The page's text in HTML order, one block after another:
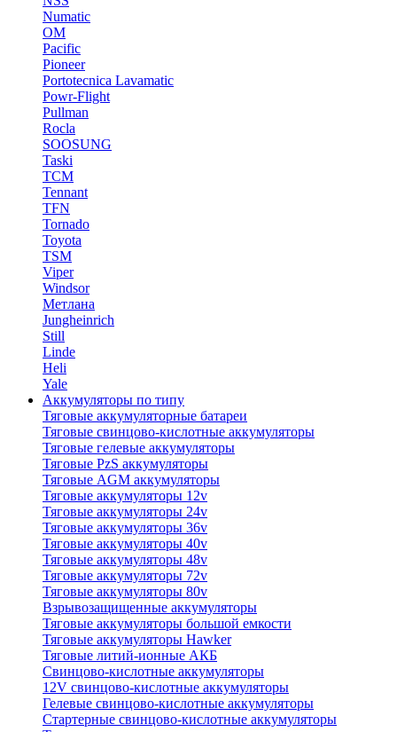
Numatic
OM
Pacific
Pioneer
Portotecnica Lavamatic
Powr-Flight
Pullman
Rocla
SOOSUNG
Taski
TCM
Tennant
TFN
Tornado
Toyota
TSM
Viper
Windsor
Метлана
Jungheinrich
Still
Linde
Heli
Yale
Аккумуляторы по типу
Тяговые аккумуляторные батареи
Тяговые свинцово-кислотные аккумуляторы
Тяговые гелевые аккумуляторы
Тяговые PzS аккумуляторы
Тяговые AGM аккумуляторы
Тяговые аккумуляторы 12v
Тяговые аккумуляторы 24v
Тяговые аккумуляторы 36v
Тяговые аккумуляторы 40v
Тяговые аккумуляторы 48v
Тяговые аккумуляторы 72v
Тяговые аккумуляторы 80v
Взрывозащищенные аккумуляторы
Тяговые аккумуляторы большой емкости
Тяговые аккумуляторы Hawker
Тяговые литий-ионные АКБ
Свинцово-кислотные аккумуляторы
12V свинцово-кислотные аккумуляторы
Гелевые свинцово-кислотные аккумуляторы
Стартерные свинцово-кислотные аккумуляторы